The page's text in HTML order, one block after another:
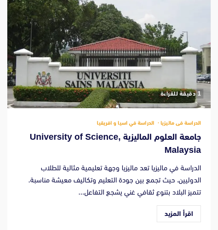
‫1 دقيقة للقراءة
الدراسة فى ماليزيا الدراسة في اسيا و افريقيا
جامعة العلوم الماليزية University of Science,
Malaysia
الدراسة في ماليزيا تعد ماليزيا وجهة تعليمية مثالية للطلاب
الدوليين، حيث تجمع بين جودة التعليم وتكاليف معيشة مناسبة.
تتميز البلاد بتنوع ثقافي غني يشجع التفاعل...
اقرأ المزيد